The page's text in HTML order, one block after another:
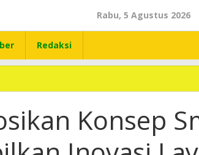
Rabu, 5 Agustus 2026
Redaksi
Konsep